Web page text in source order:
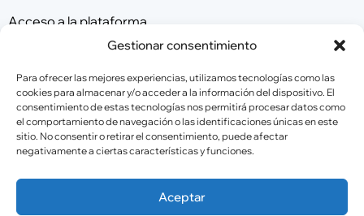
Gestionar consentimiento
Para ofrecer las mejores experiencias, utilizamos tecnologías como las
cookies para almacenar y/o acceder a la información del dispositivo. El
consentimiento de estas tecnologías nos permitirá procesar datos como
el comportamiento de navegación o las identificaciones únicas en este
sitio. No consentir o retirar el consentimiento, puede afectar
negativamente a ciertas características y funciones.
Aceptar
Acceso a la plataforma
Patrocinadores